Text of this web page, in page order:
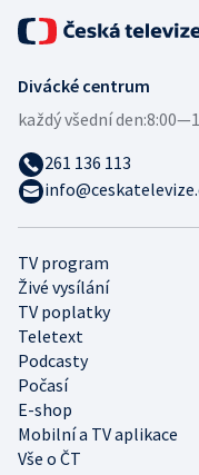
TV program
Živé vysílání
TV poplatky
Teletext
Podcasty
Počasí
E-shop
Mobilní a TV aplikace
Vše o ČT
Divácké centrum
každý všední den:
261 136 113